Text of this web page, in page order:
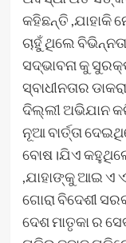
କହିଛନ୍ତି ,ଯାହାକି
ଚାହୁଁ ଥିଲେ
ସଦ୍ଭାବନା କୁ
ସ୍ବାଧୀନତାର
ଦିଲ୍ଲୀ ଅଭିଯାନ
ନୂଆ ବାର୍ତ୍ତା
ବୋଷ।ଯିଏ କହୁଥିଲେ
,ଯାହାଙ୍କୁ ଆଇ ଏ
ଗୋରା ବିଦେଶୀ
ଦେଶ ମାତୃକା ର